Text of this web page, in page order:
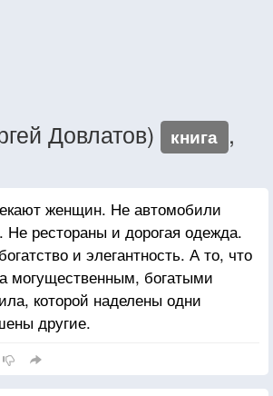
Довлатов) книга ,
женщин. Не автомобили
Не рестораны и дорогая одежда.
и элегантность. А то, что
могущественным, богатыми
которой наделены одни
другие.